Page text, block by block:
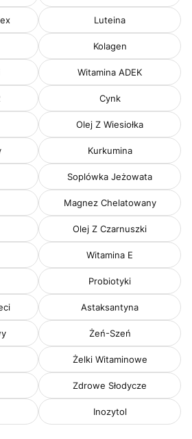
Luteina
Kolagen
Witamina ADEK
Cynk
Olej Z Wiesiołka
Kurkumina
Soplówka Jeżowata
Magnez Chelatowany
Olej Z Czarnuszki
Witamina E
Probiotyki
Astaksantyna
Żeń-Szeń
Żelki Witaminowe
Zdrowe Słodycze
Inozytol